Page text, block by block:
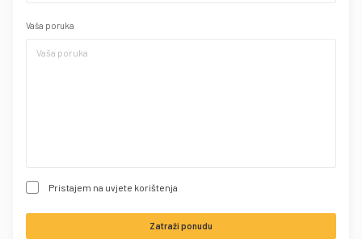
Vaša poruka
Pristajem na uvjete korištenja
Zatraži ponudu